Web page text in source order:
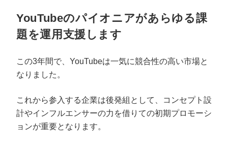
YouTubeのパイオニアがあらゆる課
題を運用支援します
この3年間で、YouTubeは一気に競合性の高い市場と
なりました。
これから参入する企業は後発組として、コンセプト設
計やインフルエンサーの力を借りての初期プロモーシ
ョンが重要となります。